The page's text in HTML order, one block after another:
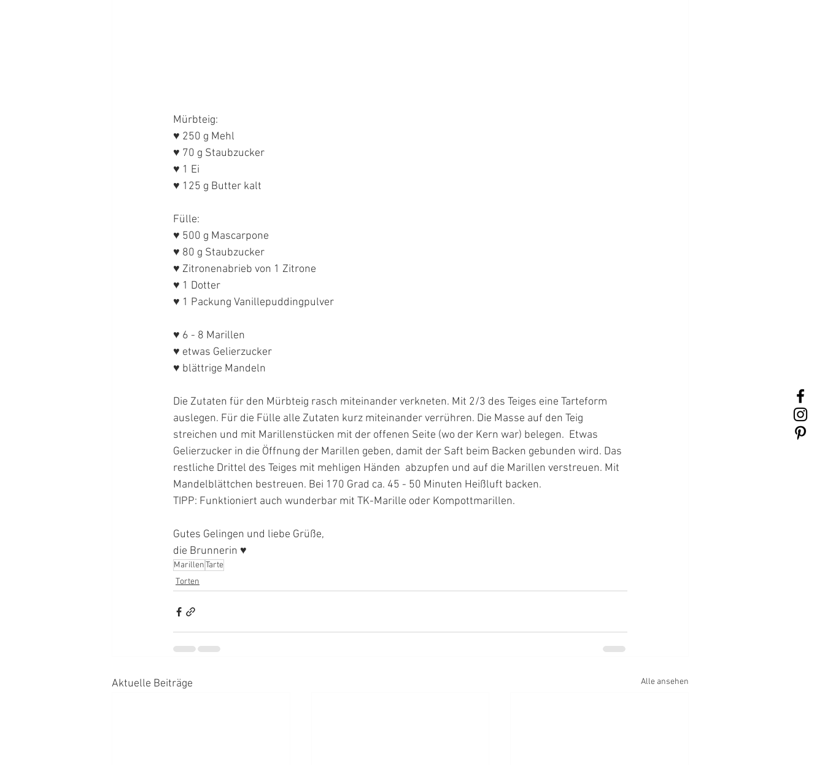
Mürbteig:
♥ 250 g Mehl
♥ 70 g Staubzucker
♥ 1 Ei
♥ 125 g Butter kalt
Fülle:
♥ 500 g Mascarpone
♥ 80 g Staubzucker
♥ Zitronenabrieb von 1 Zitrone
♥ 1 Dotter
♥ 1 Packung Vanillepuddingpulver
♥ 6 - 8 Marillen
♥ etwas Gelierzucker
♥ blättrige Mandeln
Die Zutaten für den Mürbteig rasch miteinander verkneten. Mit 2/3 des Teiges eine Tarteform
auslegen. Für die Fülle alle Zutaten kurz miteinander verrühren. Die Masse auf den Teig
streichen und mit Marillenstücken mit der offenen Seite (wo der Kern war) belegen.  Etwas
Gelierzucker in die Öffnung der Marillen geben, damit der Saft beim Backen gebunden wird. Das
restliche Drittel des Teiges mit mehligen Händen  abzupfen und auf die Marillen verstreuen. Mit
Mandelblättchen bestreuen. Bei 170 Grad ca. 45 - 50 Minuten Heißluft backen.
TIPP: Funktioniert auch wunderbar mit TK-Marille oder Kompottmarillen.
Gutes Gelingen und liebe Grüße,
die Brunnerin ♥
MarillenTarte
Torten
Aktuelle Beiträge Alle ansehen